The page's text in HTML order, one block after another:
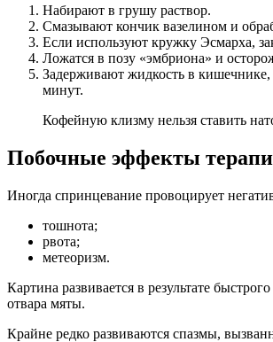
Набирают в грушу раствор.
Смазывают кончик вазелином и
Если используют кружку Эсмарха,
Ложатся в позу «эмбриона» и
Задерживают жидкость в кишечнике,
минут.
Кофейную клизму нельзя ставить
Побочные эффекты
Иногда спринцевание провоцирует
тошнота;
рвота;
метеоризм.
Картина развивается в результате
отвара мяты.
Крайне редко развиваются спазмы,